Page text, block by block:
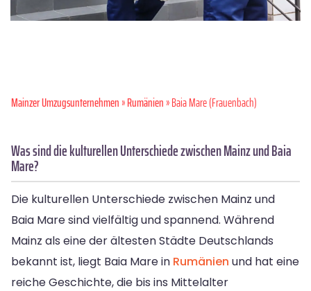
Mainzer Umzugsunternehmen»Rumänien» Baia Mare (Frauenbach)
Was sind die kulturellen Unterschiede zwischen Mainz und Baia
Mare?
Die kulturellen Unterschiede zwischen Mainz und
Baia Mare sind vielfältig und spannend. Während
Mainz als eine der ältesten Städte Deutschlands
bekannt ist, liegt Baia Mare in Rumänien und hat eine
reiche Geschichte, die bis ins Mittelalter